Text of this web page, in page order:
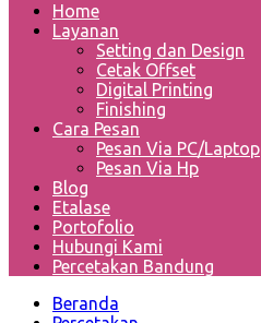
Home
Layanan
Setting dan Design
Cetak Offset
Digital Printing
Finishing
Cara Pesan
Pesan Via PC/Laptop
Pesan Via Hp
Blog
Etalase
Portofolio
Hubungi Kami
Percetakan Bandung
Beranda